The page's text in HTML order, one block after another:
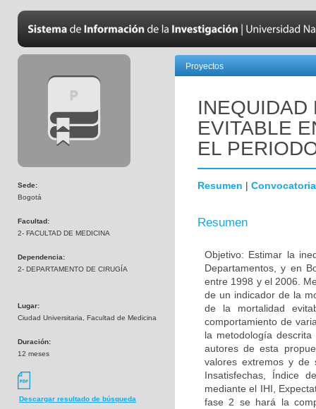
Sede:
Bogotá
Facultad:
2- FACULTAD DE MEDICINA
Dependencia:
2- DEPARTAMENTO DE CIRUGÍA
Lugar:
Ciudad Universitaria, Facultad de Medicina
Duración:
12 meses
Descargar resultado de búsqueda
Proyectos
INEQUIDAD
EVITABLE
EL
Resumen | Convocatoria
Resumen
Objetivo: Estimar la
Departamentos, y en
entre 1998 y el 2006.
de un indicador de la
de la mortalidad
comportamiento de
la metodología
autores de esta
valores extremos y de
Insatisfechas, Índice
mediante el IHI,
fase 2 se hará la